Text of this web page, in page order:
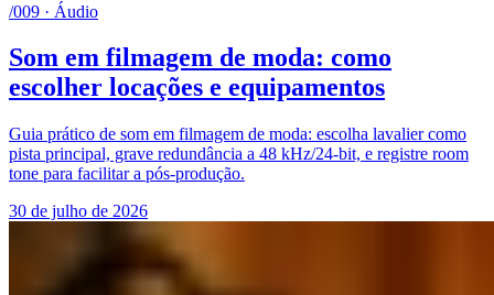
/009 · Áudio
Som em filmagem de moda: como
escolher locações e equipamentos
Guia prático de som em filmagem de moda: escolha lavalier como
pista principal, grave redundância a 48 kHz/24‑bit, e registre room
tone para facilitar a pós‑produção.
30 de julho de 2026